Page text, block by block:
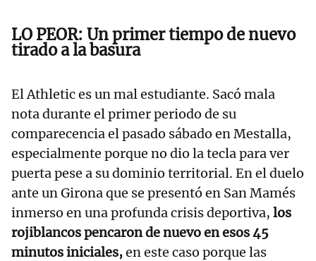
LO PEOR: Un primer tiempo de nuevo
tirado a la basura
El Athletic es un mal estudiante. Sacó mala
nota durante el primer periodo de su
comparecencia el pasado sábado en Mestalla,
especialmente porque no dio la tecla para ver
puerta pese a su dominio territorial. En el duelo
ante un Girona que se presentó en San Mamés
inmerso en una profunda crisis deportiva, los
rojiblancos pencaron de nuevo en esos 45
minutos iniciales,en este caso porque las